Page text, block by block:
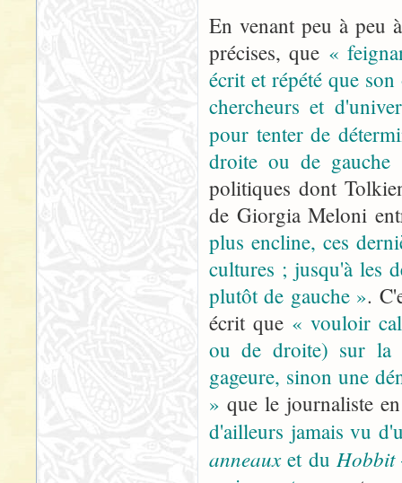
En venant peu à peu
précises, que «
écrit et répété que
chercheurs et
pour tenter de
droite ou de gauche
politiques dont
de Giorgia Meloni
plus encline, ces
cultures ; jusqu'à les
plutôt de gauche ».
écrit que « vouloir
ou de droite) sur la
gageure, sinon une
» que le journaliste
d'ailleurs jamais vu
anneauxet du Hobbit